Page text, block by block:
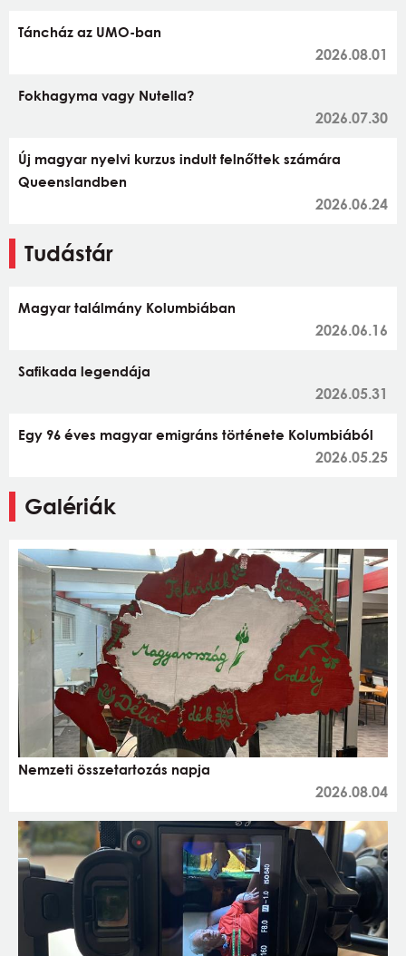
Táncház az UMO-ban
2026.08.01
Fokhagyma vagy Nutella?
2026.07.30
Új magyar nyelvi kurzus indult felnőttek számára
Queenslandben
2026.06.24
Tudástár
Magyar találmány Kolumbiában
2026.06.16
Safikada legendája
2026.05.31
Egy 96 éves magyar emigráns története Kolumbiából
2026.05.25
Galériák
Nemzeti összetartozás napja
2026.08.04